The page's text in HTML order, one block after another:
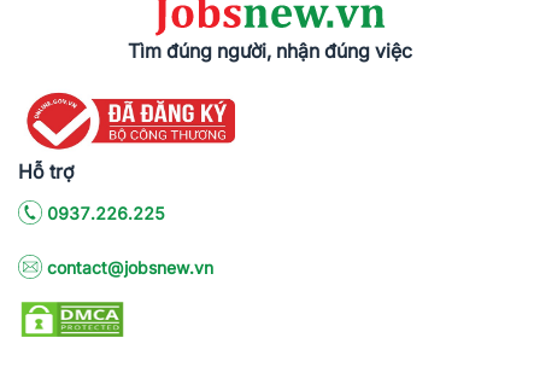
Tìm đúng người, nhận đúng việc
Hỗ trợ
0937.226.225
contact@jobsnew.vn